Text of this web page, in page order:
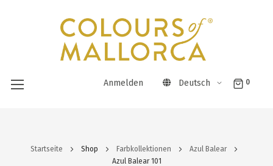
Anmelden Deutsch 0
InhaltStartseite Shop Farbkollektionen
Azul Balear
Azul Balear 101